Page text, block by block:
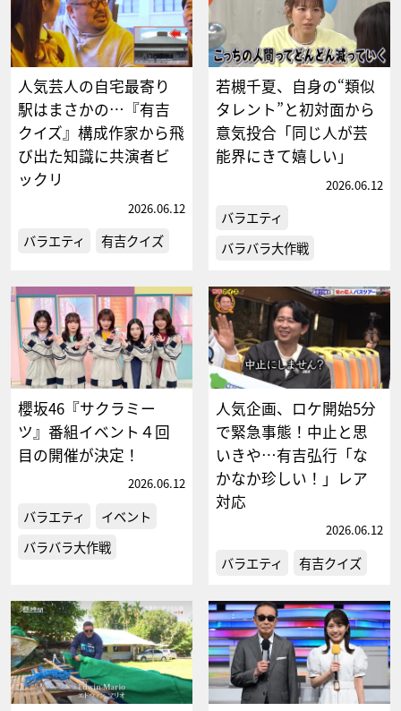
人気芸人の自宅最寄り
駅はまさかの…『有吉
クイズ』構成作家から飛
び出た知識に共演者ビ
ックリ
2026.06.12
バラエティ 有吉クイズ
若槻千夏、自身の“類似
タレント”と初対面から
意気投合「同じ人が芸
能界にきて嬉しい」
2026.06.12
バラエティ
バラバラ大作戦
櫻坂46『サクラミー
ツ』番組イベント４回
目の開催が決定！
2026.06.12
バラエティ
イベント
バラバラ大作戦
人気企画、ロケ開始5分
で緊急事態！中止と思
いきや…有吉弘行「な
かなか珍しい！」レア
対応
2026.06.12
バラエティ 有吉クイズ